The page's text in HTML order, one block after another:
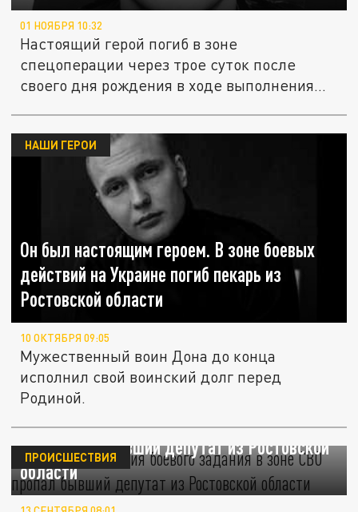
01 НОЯБРЯ 10:32
Настоящий герой погиб в зоне
спецоперации через трое суток после
своего дня рождения в ходе выполнения
Он был настоящим героем. В зоне боевых
действий на Украине погиб пекарь из
Ростовской области
НАШИ ГЕРОИ
10 ОКТЯБРЯ 09:05
Мужественный воин Дона до конца
исполнил свой воинский долг перед
Родиной.
В ходе выполнения боевого задания в зоне
СВО пропал бывший депутат из Ростовской
области
ПРОИСШЕСТВИЯ